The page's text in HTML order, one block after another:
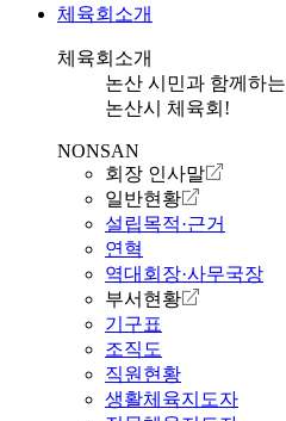
체육회소개
체육회소개
논산 시민과 함께하는
논산시 체육회!
NONSAN
회장 인사말
일반현황
설립목적·근거
연혁
역대회장·사무국장
부서현황
기구표
조직도
직원현황
생활체육지도자